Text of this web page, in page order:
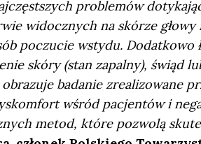
problemów
widocznych na skórze głowy
poczucie wstydu.
skóry (stan zapalny), świąd
obrazuje badanie zrealizowane
wśród pacjentów i
metod, które pozwolą